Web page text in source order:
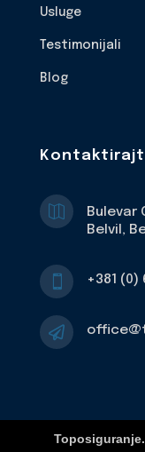
Usluge
Testimonijali
Blog

Bulevar
Belvil,
 +381 (0)
